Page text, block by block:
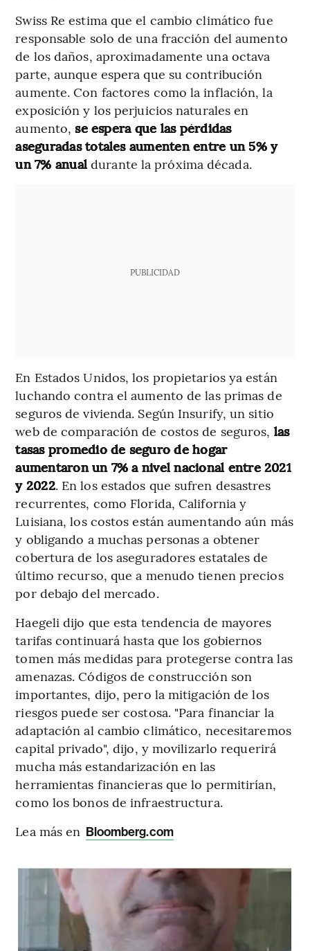
Swiss Re estima que el cambio climático fue
responsable solo de una fracción del aumento
de los daños, aproximadamente una octava
parte, aunque espera que su contribución
aumente. Con factores como la inflación, la
exposición y los perjuicios naturales en
aumento,se espera que las pérdidas
aseguradas totales aumenten entre un 5% y
un 7% anual durante la próxima década.
PUBLICIDAD
En Estados Unidos, los propietarios ya están
luchando contra el aumento de las primas de
seguros de vivienda. Según Insurify, un sitio
web de comparación de costos de seguros, las
tasas promedio de seguro de hogar
aumentaron un 7% a nivel nacional entre 2021
y 2022. En los estados que sufren desastres
recurrentes, como Florida, California y
Luisiana, los costos están aumentando aún más
y obligando a muchas personas a obtener
cobertura de los aseguradores estatales de
último recurso, que a menudo tienen precios
por debajo del mercado.
Haegeli dijo que esta tendencia de mayores
tarifas continuará hasta que los gobiernos
tomen más medidas para protegerse contra las
amenazas. Códigos de construcción son
importantes, dijo, pero la mitigación de los
riesgos puede ser costosa. "Para financiar la
adaptación al cambio climático, necesitaremos
capital privado", dijo, y movilizarlo requerirá
mucha más estandarización en las
herramientas financieras que lo permitirían,
como los bonos de infraestructura.
Lea más en Bloomberg.com